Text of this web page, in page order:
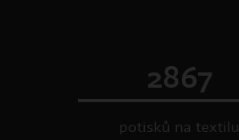
2867
potisků na textilu